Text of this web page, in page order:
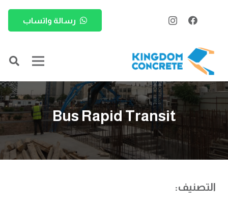
رسالة واتساب
Bus Rapid Transit
التصنيف: